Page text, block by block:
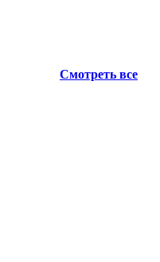
Смотреть все